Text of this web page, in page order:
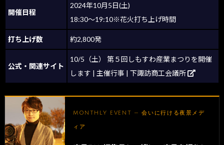
開催日程
2024年10月5日(土)
18:30～19:10※花火打ち上げ時間
打ち上げ数 約2,800発
公式・関連サイト
10/5（土） 第５回しもすわ産業まつりを開催
します | 主催行事 | 下諏訪商工会議所
MONTHLY EVENT — 会いに行ける夜景メデ
ィア